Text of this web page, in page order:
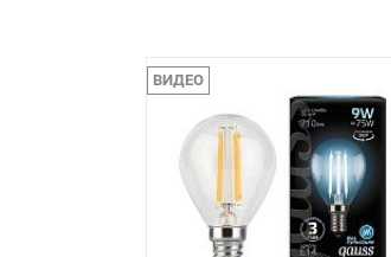
ВИДЕО